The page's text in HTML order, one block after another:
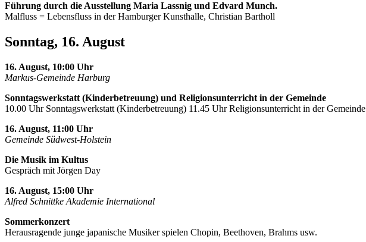
Führung durch die Ausstellung Maria Lassnig und Edvard Munch.
Malfluss = Lebensfluss in der Hamburger Kunsthalle, Christian Bartholl
Sonntag, 16. August
16. August, 10:00 Uhr
Markus-Gemeinde Harburg
Sonntagswerkstatt (Kinderbetreuung) und Religionsunterricht in der Gemeinde
10.00 Uhr Sonntagswerkstatt (Kinderbetreuung) 11.45 Uhr Religionsunterricht in der Gemeinde
16. August, 11:00 Uhr
Gemeinde Südwest-Holstein
Die Musik im Kultus
Gespräch mit Jörgen Day
16. August, 15:00 Uhr
Alfred Schnittke Akademie International
Sommerkonzert
Herausragende junge japanische Musiker spielen Chopin, Beethoven, Brahms usw.